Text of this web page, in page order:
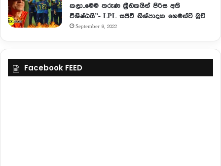
කලා..මෙම තරුණ ක්‍රීඩකයින් පිරිස අති
විශිෂ්ඨයි”- LPL සජීවී නිශ්පාදක හෙමන්ට් බුච්
September 9, 2022
Facebook FEED